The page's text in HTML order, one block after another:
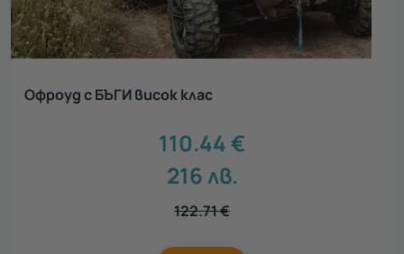
Офроуд с БЪГИ висок клас
110.44€
216лв.
122.71€